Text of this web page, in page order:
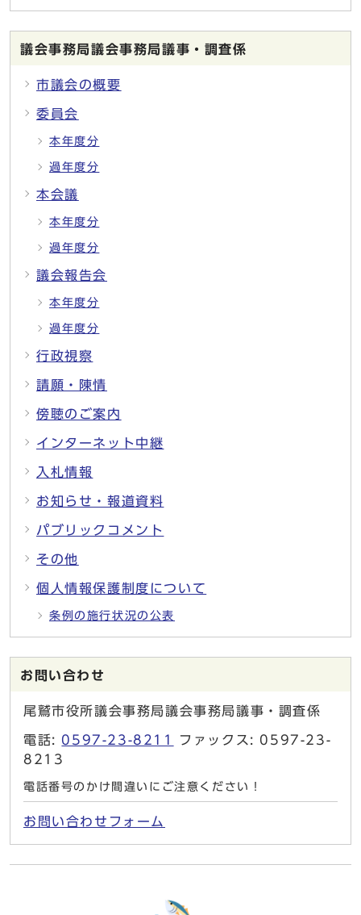
議会事務局議会事務局議事・調査係
市議会の概要
委員会
本年度分
過年度分
本会議
本年度分
過年度分
議会報告会
本年度分
過年度分
行政視察
請願・陳情
傍聴のご案内
インターネット中継
入札情報
お知らせ・報道資料
パブリックコメント
その他
個人情報保護制度について
条例の施行状況の公表
お問い合わせ
尾鷲市役所議会事務局議会事務局議事・調査係
電話: 0597-23-8211
ファックス: 0597-23-
8213
電話番号のかけ間違いにご注意ください！
お問い合わせフォーム